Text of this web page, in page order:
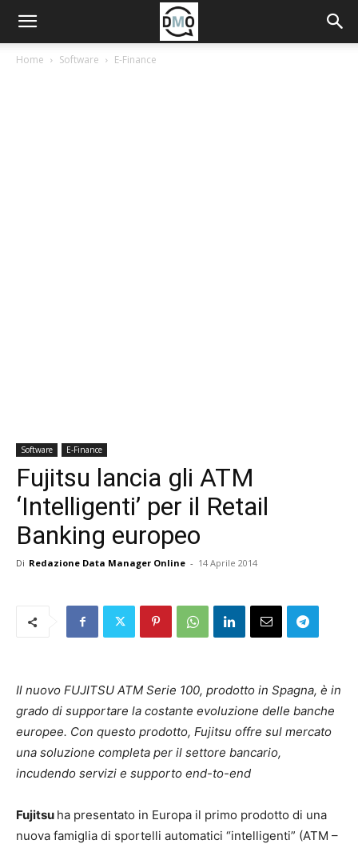
Home Software E-Finance
Software E-Finance
Fujitsu lancia gli ATM
‘Intelligenti’ per il Retail
Banking europeo
Di Redazione Data Manager Online - 14 Aprile 2014
Il nuovo FUJITSU ATM Serie 100, prodotto in Spagna, è in
grado di supportare la costante evoluzione delle banche
europee. Con questo prodotto, Fujitsu offre sul mercato
una soluzione completa per il settore bancario,
incudendo servizi e supporto end-to-end
Fujitsu ha presentato in Europa il primo prodotto di una
nuova famiglia di sportelli automatici “intelligenti” (ATM –